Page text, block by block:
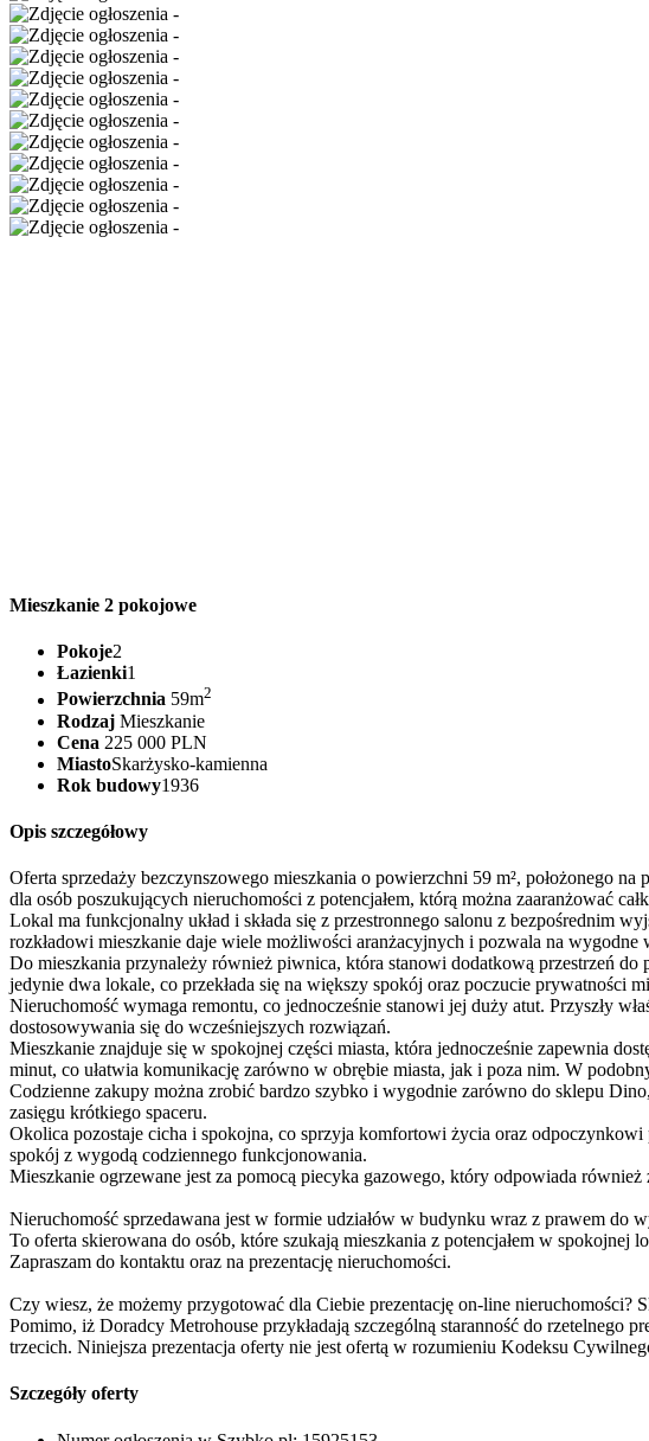
Mieszkanie 2 pokojowe
Pokoje2
Łazienki1
Powierzchnia 59m2
Rodzaj Mieszkanie
Cena 225 000 PLN
MiastoSkarżysko-kamienna
Rok budowy1936
Opis szczegółowy
Oferta sprzedaży bezczynszowego mieszkania o powierzchni 59 m², położonego
dla osób poszukujących nieruchomości z potencjałem, którą można zaaranżować
Lokal ma funkcjonalny układ i składa się z przestronnego salonu z bezpośrednim
rozkładowi mieszkanie daje wiele możliwości aranżacyjnych i pozwala na
Do mieszkania przynależy również piwnica, która stanowi dodatkową przestrzeń
jedynie dwa lokale, co przekłada się na większy spokój oraz poczucie prywatności
Nieruchomość wymaga remontu, co jednocześnie stanowi jej duży atut. Przyszły
dostosowywania się do wcześniejszych rozwiązań.
Mieszkanie znajduje się w spokojnej części miasta, która jednocześnie zapewnia
minut, co ułatwia komunikację zarówno w obrębie miasta, jak i poza nim. W
Codzienne zakupy można zrobić bardzo szybko i wygodnie zarówno do sklepu
zasięgu krótkiego spaceru.
Okolica pozostaje cicha i spokojna, co sprzyja komfortowi życia oraz
spokój z wygodą codziennego funkcjonowania.
Mieszkanie ogrzewane jest za pomocą piecyka gazowego, który odpowiada również
Nieruchomość sprzedawana jest w formie udziałów w budynku wraz z prawem do
To oferta skierowana do osób, które szukają mieszkania z potencjałem w
Zapraszam do kontaktu oraz na prezentację nieruchomości.
Czy wiesz, że możemy przygotować dla Ciebie prezentację on-line nieruchomości?
Pomimo, iż Doradcy Metrohouse przykładają szczególną staranność do
trzecich. Niniejsza prezentacja oferty nie jest ofertą w rozumieniu Kodeksu
Szczegóły oferty